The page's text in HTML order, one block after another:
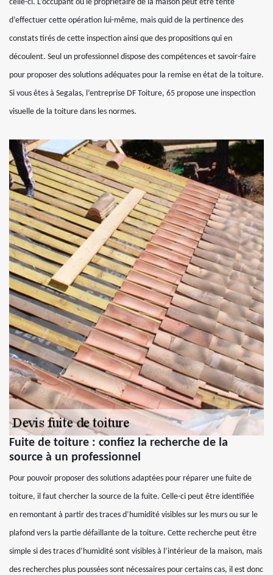
celle-ci. L’occupant ou le propriétaire de la maison peut être tenté
d’effectuer cette opération lui-même, mais quid de la pertinence des
constats tirés de cette inspection ainsi que des propositions qui en
découlent. Seul un professionnel dispose des compétences et savoir-faire
pour proposer des solutions adéquates pour la remise en état de la toiture.
Si vous êtes à Segalas, l’entreprise DF Toiture, 65 propose une inspection
visuelle de la toiture dans les normes.
Fuite de toiture : confiez la recherche de la
source à un professionnel
Pour pouvoir proposer des solutions adaptées pour réparer une fuite de
toiture, il faut chercher la source de la fuite. Celle-ci peut être identifiée
en remontant à partir des traces d’humidité visibles sur les murs ou sur le
plafond vers la partie défaillante de la toiture. Cette recherche peut être
simple si des traces d’humidité sont visibles à l’intérieur de la maison, mais
des recherches plus poussées sont nécessaires pour certains cas, il est donc